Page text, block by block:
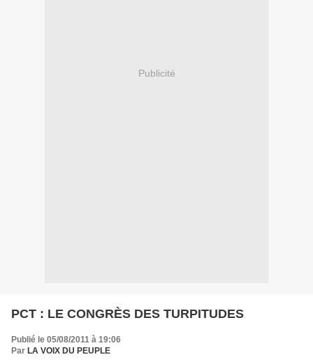
Publicité
PCT : LE CONGRÈS DES TURPITUDES
Publié le 05/08/2011 à 19:06
Par LA VOIX DU PEUPLE